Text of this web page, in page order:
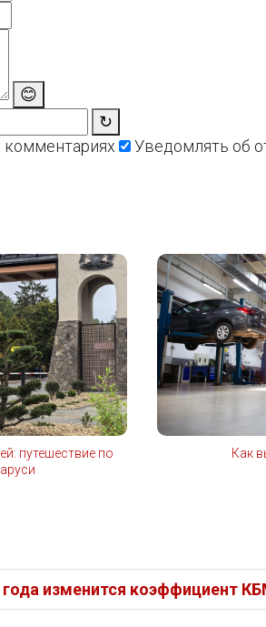
😊
↻
Уведомлять об
путешествие по
Как
года изменится коэффициент